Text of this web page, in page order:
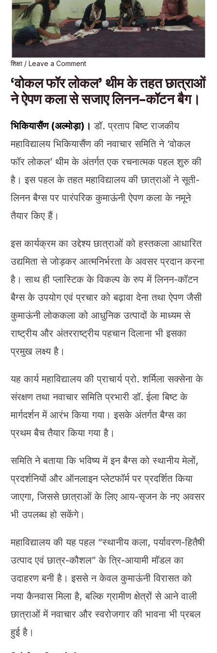
शिक्षा/ Leave a Comment
‘वोकल फॉर लोकल’ थीम के तहत छात्राओं
ने ऐपण कला से सजाए लिनन-कॉटन बैग।
भिकियासैंण (अल्मोड़ा)। डॉ. प्रताप बिष्ट राजकीय
महाविद्यालय भिकियासैंण की नवाचार समिति ने ‘वोकल
फॉर लोकल’ थीम के अंतर्गत एक रचनात्मक पहल शुरु की
है। इस पहल के तहत महाविद्यालय की छात्राओं ने सूती-
लिनन बैग्स पर पारंपरिक कुमाऊंनी ऐपण कला के नमूने
तैयार किए हैं।
इस कार्यक्रम का उद्देश्य छात्राओं को हस्तकला आधारित
उद्यमिता से जोड़कर आत्मनिर्भरता के अवसर प्रदान करना
है। साथ ही प्लास्टिक के विकल्प के रुप में लिनन-कॉटन
बैग्स के उपयोग एवं प्रचार को बढ़ावा देना तथा ऐपण जैसी
कुमाऊंनी लोककला को आधुनिक उत्पादों के माध्यम से
राष्ट्रीय और अंतरराष्ट्रीय पहचान दिलाना भी इसका
प्रमुख लक्ष्य है।
यह कार्य महाविद्यालय की प्राचार्य प्रो. शर्मिला सक्सेना के
संरक्षण तथा नवाचार समिति प्रभारी डॉ. ईला बिष्ट के
मार्गदर्शन में आरंभ किया गया। इसके अंतर्गत बैग्स का
प्रथम बैच तैयार किया गया है।
समिति ने बताया कि भविष्य में इन बैग्स को स्थानीय मेलों,
प्रदर्शनियों और ऑनलाइन प्लेटफॉर्म पर प्रदर्शित किया
जाएगा, जिससे छात्राओं के लिए आय-सृजन के नए अवसर
भी उपलब्ध हो सकेंगे।
महाविद्यालय की यह पहल “स्थानीय कला, पर्यावरण-हितैषी
उत्पाद एवं छात्र-कौशल” के त्रि-आयामी मॉडल का
उदाहरण बनी है। इससे न केवल कुमाऊंनी विरासत को
नया कैनवास मिला है, बल्कि ग्रामीण क्षेत्रों से आने वाली
छात्राओं में नवाचार और स्वरोजगार की भावना भी प्रबल
हुई है।